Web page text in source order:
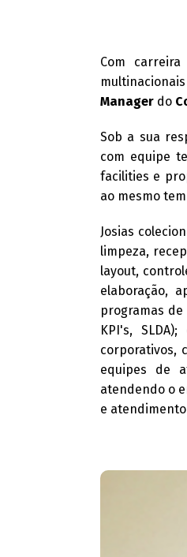
Com
Manager​ do
Sob a sua
com equipe
facilities e
ao mesmo
Josias
limpeza,
layout,
elaboração,
programas
KPI's,
corporativos,
equipes de
atendendo o
e